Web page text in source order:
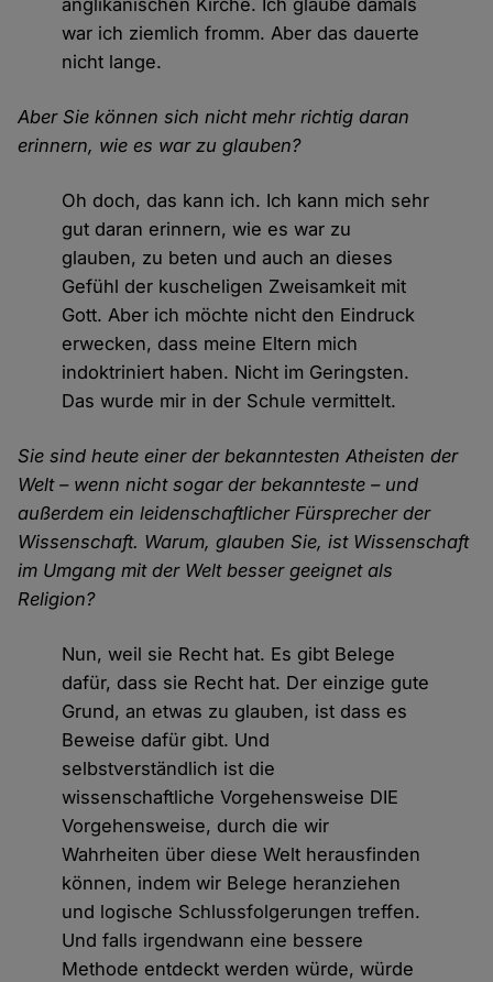
anglikanischen Kirche. Ich glaube damals
war ich ziemlich fromm. Aber das dauerte
nicht lange.
Aber Sie können sich nicht mehr richtig daran
erinnern, wie es war zu glauben?
Oh doch, das kann ich. Ich kann mich sehr
gut daran erinnern, wie es war zu
glauben, zu beten und auch an dieses
Gefühl der kuscheligen Zweisamkeit mit
Gott. Aber ich möchte nicht den Eindruck
erwecken, dass meine Eltern mich
indoktriniert haben. Nicht im Geringsten.
Das wurde mir in der Schule vermittelt.
Sie sind heute einer der bekanntesten Atheisten der
Welt – wenn nicht sogar der bekannteste – und
außerdem ein leidenschaftlicher Fürsprecher der
Wissenschaft. Warum, glauben Sie, ist Wissenschaft
im Umgang mit der Welt besser geeignet als
Religion?
Nun, weil sie Recht hat. Es gibt Belege
dafür, dass sie Recht hat. Der einzige gute
Grund, an etwas zu glauben, ist dass es
Beweise dafür gibt. Und
selbstverständlich ist die
wissenschaftliche Vorgehensweise DIE
Vorgehensweise, durch die wir
Wahrheiten über diese Welt herausfinden
können, indem wir Belege heranziehen
und logische Schlussfolgerungen treffen.
Und falls irgendwann eine bessere
Methode entdeckt werden würde, würde